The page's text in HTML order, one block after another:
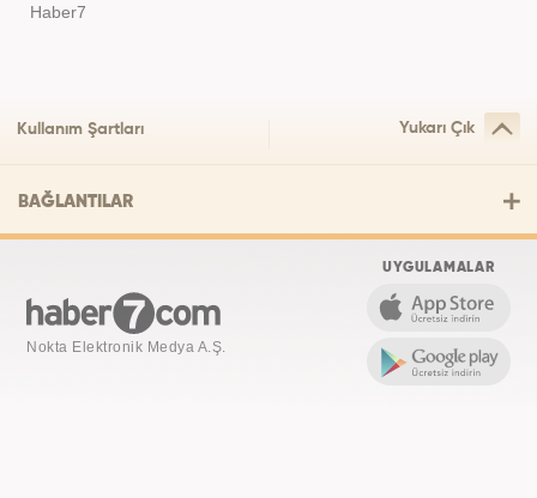
Haber7
Kullanım Şartları Yukarı Çık
BAĞLANTILAR
Nokta Elektronik Medya A.Ş.
UYGULAMALAR